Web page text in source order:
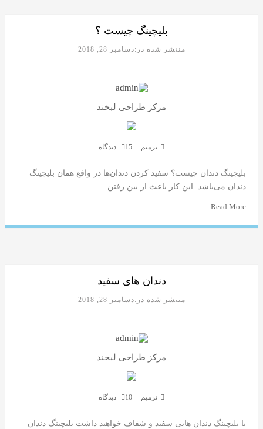
بلیچینگ چیست ؟
منتشر شده در:دسامبر 28, 2018
مرکز طراحی لبخند
ترمیم 15 دیدگاه
بلیچینگ دندان چیست؟ سفید کردن دندان‌ها در واقع همان بلیچینگ
دندان می‌باشد. این کار باعث از بین رفتن
Read More
دندان های سفید
منتشر شده در:دسامبر 28, 2018
مرکز طراحی لبخند
ترمیم 10 دیدگاه
با بلیچینگ دندان هایی سفید و شفاف خواهید داشت بلیچینگ دندان